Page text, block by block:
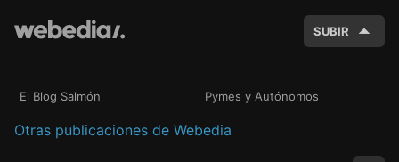
SUBIR
El Blog Salmón Pymes y Autónomos
Otras publicaciones de Webedia